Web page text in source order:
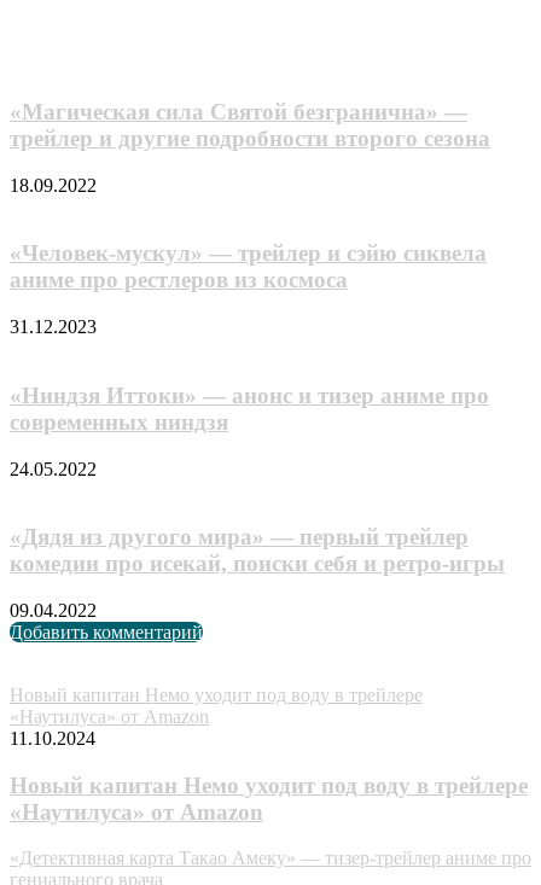
«Магическая сила Святой безгранична» —
трейлер и другие подробности второго сезона
18.09.2022
«Человек-мускул» — трейлер и сэйю сиквела
аниме про рестлеров из космоса
31.12.2023
«Ниндзя Иттоки» — анонс и тизер аниме про
современных ниндзя
24.05.2022
«Дядя из другого мира» — первый трейлер
комедии про исекай, поиски себя и ретро-игры
09.04.2022
Добавить комментарий
Новый капитан Немо уходит под воду в трейлере
«Наутилуса» от Amazon
11.10.2024
Новый капитан Немо уходит под воду в трейлере
«Наутилуса» от Amazon
«Детективная карта Такао Амеку» — тизер-трейлер аниме про
гениального врача